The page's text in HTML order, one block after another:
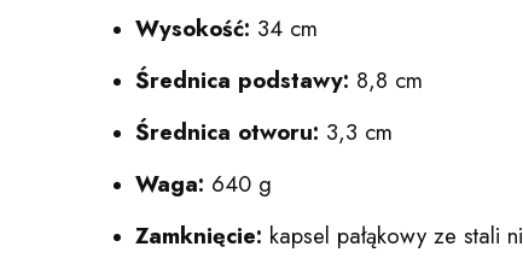
Wysokość: 34 cm
Średnica podstawy: 8,8 cm
Średnica otworu: 3,3 cm
Waga: 640 g
Zamknięcie: kapsel pałąkowy ze stali